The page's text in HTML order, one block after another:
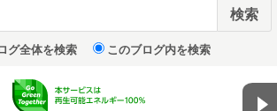
グ全体を検索 このブログ内を検索